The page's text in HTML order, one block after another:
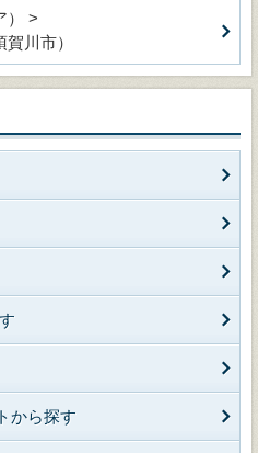
） >
川市）
から探す